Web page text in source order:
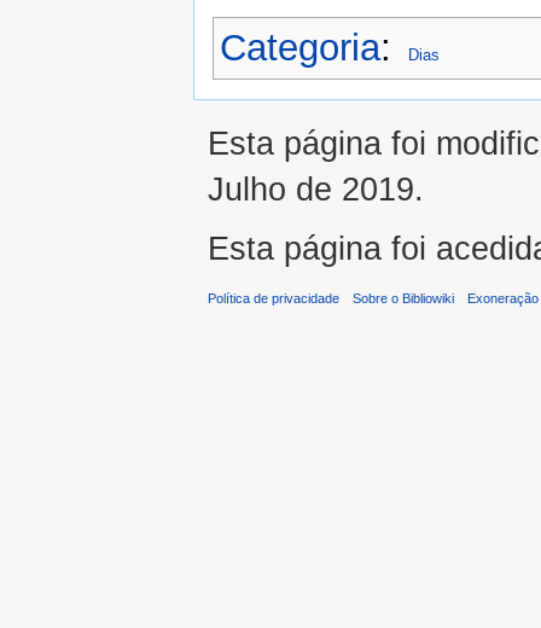
Categoria: Dias
Esta página foi
Julho de 2019.
Esta página foi
Política de privacidade Sobre o Bibliowiki